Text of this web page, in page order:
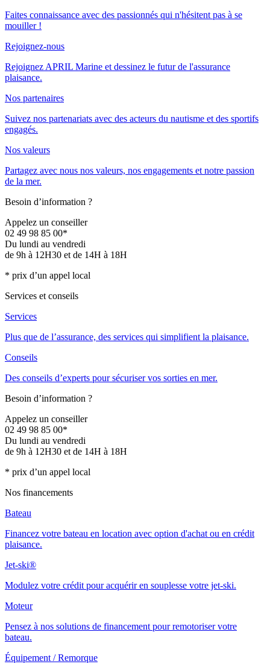
Faites connaissance avec des passionnés qui n'hésitent pas à se
mouiller !
Rejoignez-nous
Rejoignez APRIL Marine et dessinez le futur de l'assurance
plaisance.
Nos partenaires
Suivez nos partenariats avec des acteurs du nautisme et des sportifs
engagés.
Nos valeurs
Partagez avec nous nos valeurs, nos engagements et notre passion
de la mer.
Besoin d’information ?
Appelez un conseiller
02 49 98 85 00*
Du lundi au vendredi
de 9h à 12H30 et de 14H à 18H
* prix d’un appel local
Services et conseils
Services
Plus que de l’assurance, des services qui simplifient la plaisance.
Conseils
Des conseils d’experts pour sécuriser vos sorties en mer.
Besoin d’information ?
Appelez un conseiller
02 49 98 85 00*
Du lundi au vendredi
de 9h à 12H30 et de 14H à 18H
* prix d’un appel local
Nos financements
Bateau
Financez votre bateau en location avec option d'achat ou en crédit
plaisance.
Jet-ski®
Modulez votre crédit pour acquérir en souplesse votre jet-ski.
Moteur
Pensez à nos solutions de financement pour remotoriser votre
bateau.
Équipement / Remorque